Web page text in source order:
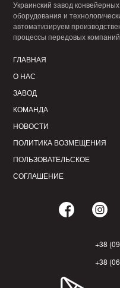
Украинский завод
оборудования и
автоматизируем
процессы передовых
ГЛАВНАЯ
О НАС
ЗАВОД
КОМАНДА
НОВОСТИ
ПОЛИТИКА ВОЗМЕЩЕНИЯ
ПОЛЬЗОВАТЕЛЬСКОЕ
СОГЛАШЕНИЕ
+38
+38